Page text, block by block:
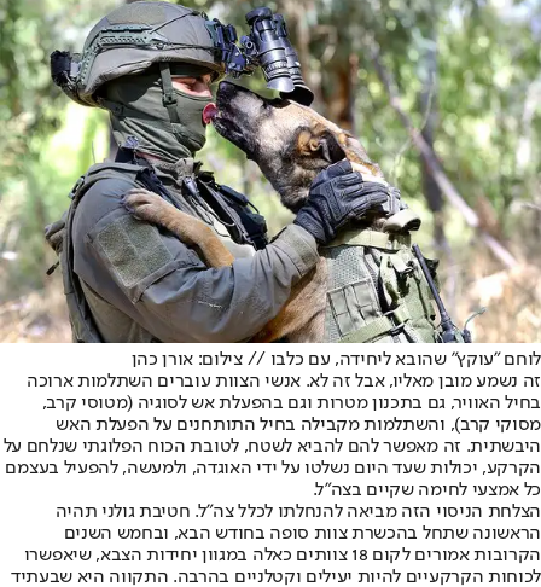
לוחם "עוקץ" שהובא ליחידה, עם כלבו // צילום: אורן כהן
זה נשמע מובן מאליו, אבל זה לא. אנשי הצוות עוברים השתלמות ארוכה
בחיל האוויר, גם בתכנון מטרות וגם בהפעלת אש לסוגיה (מטוסי קרב,
מסוקי קרב), והשתלמות מקבילה בחיל התותחנים על הפעלת האש
היבשתית. זה מאפשר להם להביא לשטח, לטובת הכוח הפלוגתי שנלחם על
הקרקע, יכולות שעד היום נשלטו על ידי האוגדה, ולמעשה, להפעיל בעצמם
כל אמצעי לחימה שקיים בצה"ל.
הצלחת הניסוי הזה מביאה להנחלתו לכלל צה"ל. חטיבת גולני תהיה
הראשונה שתחל בהכשרת צוות סופה בחודש הבא, ובחמש השנים
הקרובות אמורים לקום 18 צוותים כאלה במגוון יחידות הצבא, שיאפשרו
לכוחות הקרקעיים להיות יעילים וקטלניים בהרבה. התקווה היא שבעתיד